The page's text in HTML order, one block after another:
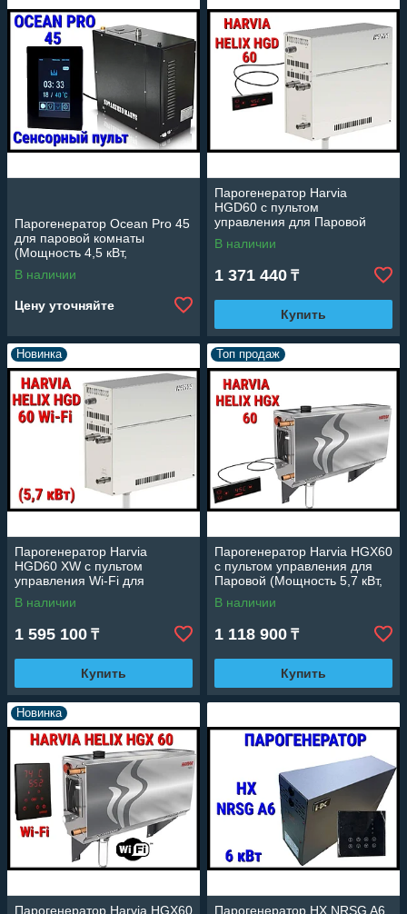
Парогенератор Ocean Pro 45
для паровой комнаты
(Мощность 4,5 кВт,
сенсорный пульт,
автоматическая промывка)
В наличии
Цену уточняйте
Парогенератор Harvia
HGD60 c пультом
управления для Паровой
(Мощность 5,7 кВт, объем 2-7
м3)
В наличии
1 371 440 ₸
Купить
Новинка
Парогенератор Harvia
HGD60 XW c пультом
управления Wi-Fi для
Паровой (Мощность 5,7 кВт,
объем 2-6 м3)
В наличии
1 595 100 ₸
Купить
Топ продаж
Парогенератор Harvia HGX60
c пультом управления для
Паровой (Мощность 5,7 кВт,
объем 2-7 м3)
В наличии
1 118 900 ₸
Купить
Новинка
Парогенератор Harvia HGX60 Парогенератор HX NRSG A6